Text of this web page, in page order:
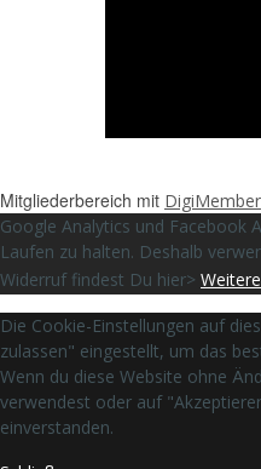
Mitgliederbereich mit DigiMember
Google Analytics und Facebook
Laufen zu halten. Deshalb
Widerruf findest Du hier>
Die Cookie-Einstellungen auf
zulassen" eingestellt, um das
Wenn du diese Website ohne
verwendest oder auf
einverstanden.